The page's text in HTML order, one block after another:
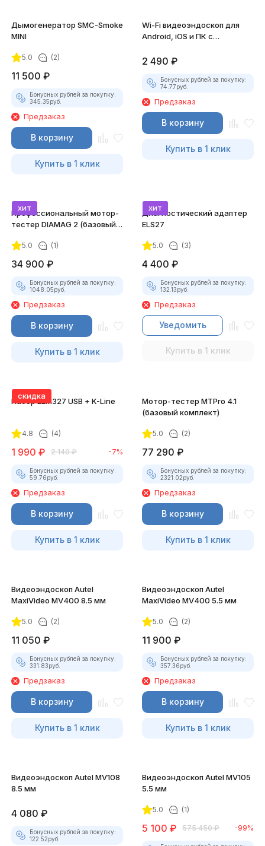
Дымогенератор SMC-Smoke
MINI
5.0 (2)
11 500 ₽
Бонусных рублей за покупку:
345.35руб.
Предзаказ
В корзину
Купить в 1 клик
Wi-Fi видеоэндоскоп для
Android, iOS и ПК с
2 490 ₽
Бонусных рублей за покупку:
74.77руб.
Предзаказ
В корзину
Купить в 1 клик
хит
Профессиональный мотор-
тестер DIAMAG 2 (базовый
5.0 (1)
34 900 ₽
Бонусных рублей за покупку:
1048.05руб.
Предзаказ
В корзину
Купить в 1 клик
хит
Диагностический адаптер
ELS27
5.0 (3)
4 400 ₽
Бонусных рублей за покупку:
132.13руб.
Предзаказ
Уведомить
Купить в 1 клик
скидка
Набор ELM327 USB + K-Line
4.8 (4)
1 990 ₽ 2 140 ₽ -7%
Бонусных рублей за покупку:
59.76руб.
Предзаказ
В корзину
Купить в 1 клик
Мотор-тестер MTPro 4.1
(базовый комплект)
5.0 (2)
77 290 ₽
Бонусных рублей за покупку:
2321.02руб.
Предзаказ
В корзину
Купить в 1 клик
Видеоэндоскоп Autel
MaxiVideo MV400 8.5 мм
5.0 (2)
11 050 ₽
Бонусных рублей за покупку:
331.83руб.
Предзаказ
В корзину
Купить в 1 клик
Видеоэндоскоп Autel
MaxiVideo MV400 5.5 мм
5.0 (2)
11 900 ₽
Бонусных рублей за покупку:
357.36руб.
Предзаказ
В корзину
Купить в 1 клик
Видеоэндоскоп Autel MV108
8.5 мм
4 080 ₽
Бонусных рублей за покупку:
122.52руб.
Видеоэндоскоп Autel MV105
5.5 мм
5.0 (1)
5 100 ₽ 575 450 ₽ -99%